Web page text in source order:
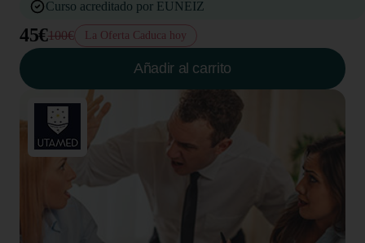
Curso acreditado por EUNEIZ
45€100€ La Oferta Caduca hoy
Añadir al carrito